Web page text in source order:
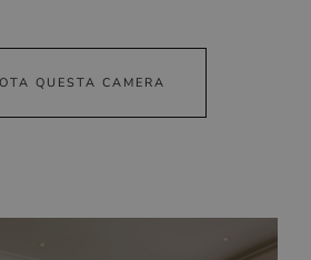
QUESTA CAMERA